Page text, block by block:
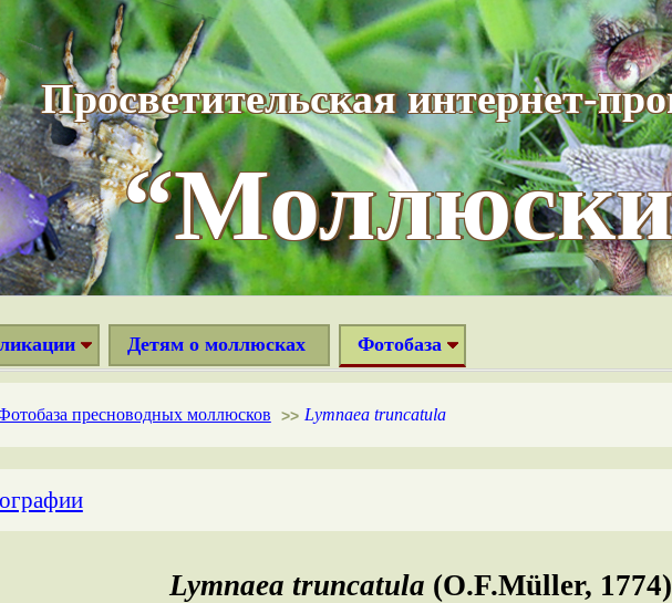
Просветительская интернет-
Детям о моллюсках Фотобаза
пресноводных моллюсков >> Lymnaea truncatula
Lymnaea truncatula (O.F.Müller, 1774)